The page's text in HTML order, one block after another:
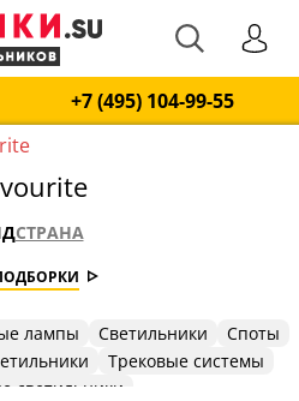
+7 (495) 104-99-55
СТРАНА
лампы Светильники
Споты
Трековые системы
светильники